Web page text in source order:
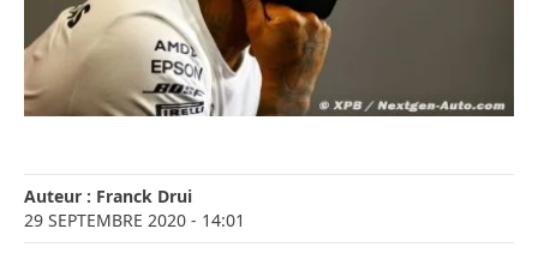
Auteur : Franck Drui
29 SEPTEMBRE 2020 - 14:01